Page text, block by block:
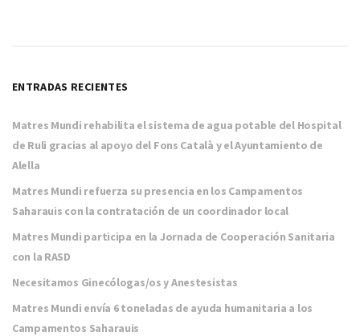
ENTRADAS RECIENTES
Matres Mundi rehabilita el sistema de agua potable del Hospital
de Ruli gracias al apoyo del Fons Català y el Ayuntamiento de
Alella
Matres Mundi refuerza su presencia en los Campamentos
Saharauis con la contratación de un coordinador local
Matres Mundi participa en la Jornada de Cooperación Sanitaria
con la RASD
Necesitamos Ginecólogas/os y Anestesistas
Matres Mundi envía 6 toneladas de ayuda humanitaria a los
Campamentos Saharauis